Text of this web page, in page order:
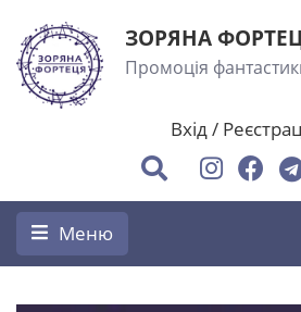
ЗОРЯНА
Промоція
Вхід/
Меню